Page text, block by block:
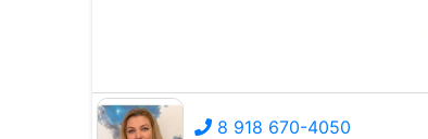
8 918 670-4050